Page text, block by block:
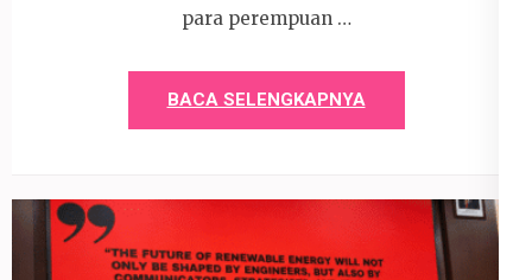
para perempuan …
BACA SELENGKAPNYA